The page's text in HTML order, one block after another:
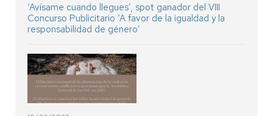
‘Avísame cuando llegues’, spot ganador del VIII
Concurso Publicitario ‘A favor de la igualdad y la
responsabilidad de género’